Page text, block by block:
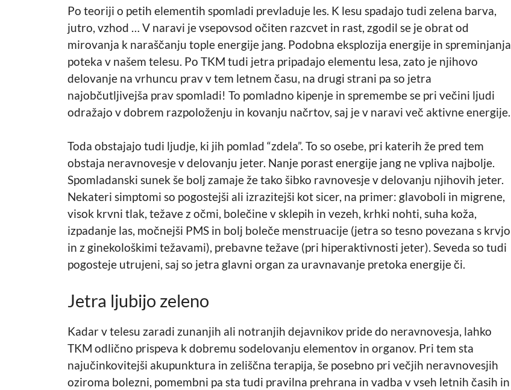
Po teoriji o petih elementih spomladi prevladuje les. K lesu spadajo tudi zelena barva,
jutro, vzhod … V naravi je vsepovsod očiten razcvet in rast, zgodil se je obrat od
mirovanja k naraščanju tople energije jang. Podobna eksplozija energije in spreminjanja
poteka v našem telesu. Po TKM tudi jetra pripadajo elementu lesa, zato je njihovo
delovanje na vrhuncu prav v tem letnem času, na drugi strani pa so jetra
najobčutljivejša prav spomladi! To pomladno kipenje in spremembe se pri večini ljudi
odražajo v dobrem razpoloženju in kovanju načrtov, saj je v naravi več aktivne energije.
Toda obstajajo tudi ljudje, ki jih pomlad “zdela”. To so osebe, pri katerih že pred tem
obstaja neravnovesje v delovanju jeter. Nanje porast energije jang ne vpliva najbolje.
Spomladanski sunek še bolj zamaje že tako šibko ravnovesje v delovanju njihovih jeter.
Nekateri simptomi so pogostejši ali izrazitejši kot sicer, na primer: glavoboli in migrene,
visok krvni tlak, težave z očmi, bolečine v sklepih in vezeh, krhki nohti, suha koža,
izpadanje las, močnejši PMS in bolj boleče menstruacije (jetra so tesno povezana s krvjo
in z ginekološkimi težavami), prebavne težave (pri hiperaktivnosti jeter). Seveda so tudi
pogosteje utrujeni, saj so jetra glavni organ za uravnavanje pretoka energije či.
Jetra ljubijo zeleno
Kadar v telesu zaradi zunanjih ali notranjih dejavnikov pride do neravnovesja, lahko
TKM odlično prispeva k dobremu sodelovanju elementov in organov. Pri tem sta
najučinkovitejši akupunktura in zeliščna terapija, še posebno pri večjih neravnovesjih
oziroma bolezni, pomembni pa sta tudi pravilna prehrana in vadba v vseh letnih časih in